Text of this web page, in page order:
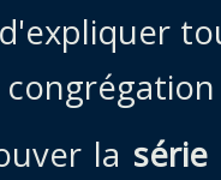
la